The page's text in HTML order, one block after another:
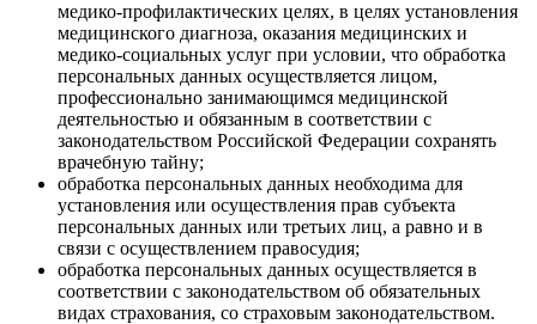
медико-профилактических целях, в целях установления
медицинского диагноза, оказания медицинских и
медико-социальных услуг при условии, что обработка
персональных данных осуществляется лицом,
профессионально занимающимся медицинской
деятельностью и обязанным в соответствии с
законодательством Российской Федерации сохранять
врачебную тайну;
обработка персональных данных необходима для
установления или осуществления прав субъекта
персональных данных или третьих лиц, а равно и в
связи с осуществлением правосудия;
обработка персональных данных осуществляется в
соответствии с законодательством об обязательных
видах страхования, со страховым законодательством.